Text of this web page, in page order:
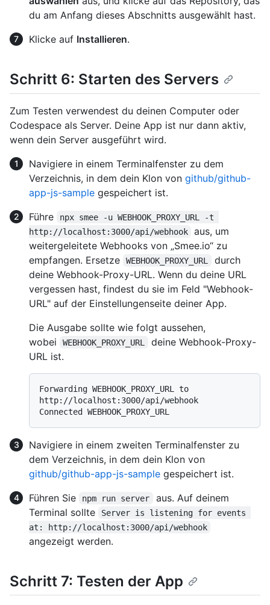
du am Anfang dieses Abschnitts ausgewählt hast.
Klicke auf Installieren.
Schritt 6: Starten des Servers
Zum Testen verwendest du deinen Computer oder
Codespace als Server. Deine App ist nur dann aktiv,
wenn dein Server ausgeführt wird.
Navigiere in einem Terminalfenster zu dem
Verzeichnis, in dem dein Klon von github/github-
app-js-sample gespeichert ist.
Führe
npx smee -u WEBHOOK_PROXY_URL -t
http://localhost:3000/api/webhook
aus, um
weitergeleitete Webhooks von „Smee.io“ zu
empfangen. Ersetze
WEBHOOK_PROXY_URL
durch
deine Webhook-Proxy-URL. Wenn du deine URL
vergessen hast, findest du sie im Feld "Webhook-
URL" auf der Einstellungenseite deiner App.
Die Ausgabe sollte wie folgt aussehen,
wobei
WEBHOOK_PROXY_URL
deine Webhook-Proxy-
URL ist.
Forwarding WEBHOOK_PROXY_URL to
http://localhost:3000/api/webhook
Navigiere in einem zweiten Terminalfenster zu
dem Verzeichnis, in dem dein Klon von
github/github-app-js-sample gespeichert ist.
Führen Sie
npm run server
aus. Auf deinem
Terminal sollte
Server is listening for events
at: http://localhost:3000/api/webhook
angezeigt werden.
Schritt 7: Testen der App